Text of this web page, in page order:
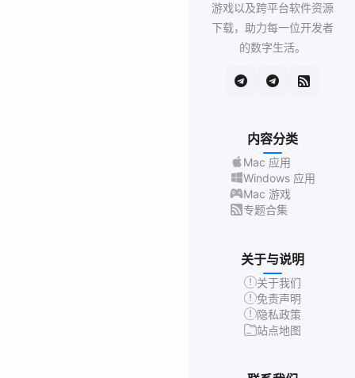
游戏以及跨平台软件资源
下载，助力每一位开发者
的数字生活。
内容分类
Mac 应用
Windows 应用
Mac 游戏
专题合集
关于与说明
关于我们
免责声明
隐私政策
站点地图